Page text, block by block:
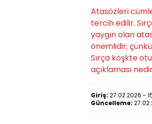
Atasözleri
tercih edilir.
yaygın olan
önemlidir;
Sırça köşkte
açıklaması
Giriş: 27.02.2026 -
Güncelleme: